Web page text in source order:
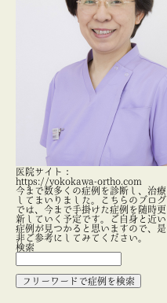
医院サイト：
https://yokokawa-ortho.com
今まで数多くの症例を診断し、治療
してまいりました。こちらのブログ
では、今まで手掛けた症例を随時更
新していく予定です。ご自身と近い
症例が見つかると思いますので、是
非ご参考にしてみてください。
検索